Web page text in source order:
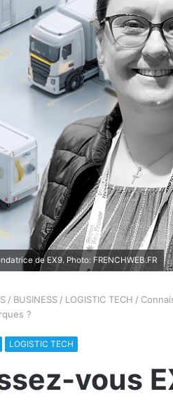
de EX9. Photo: FRENCHWEB.FR
/ BUSINESS / LOGISTIC TECH /
?
LOGISTIC TECH
vous